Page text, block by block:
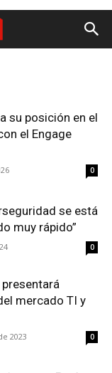
su posición en el
el Engage
0
se está
muy rápido”
0
mercado TI y
2023 0